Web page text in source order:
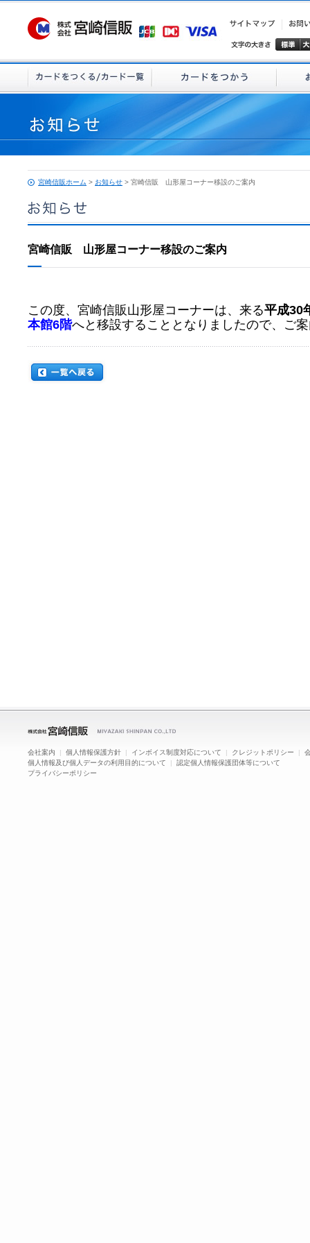
宮崎信販ホーム > お知らせ > 宮崎信販 山形屋コーナー移設のご案内
宮崎信販 山形屋コーナー移設のご案内
この度、宮崎信販山形屋コーナーは、来る平成30
本館6階へと移設することとなりましたので、ご
会社案内 | 個人情報保護方針 | インボイス制度対応について | クレジットポリシー |
個人情報及び個人データの利用目的について | 認定個人情報保護団体等について
プライバシーポリシー